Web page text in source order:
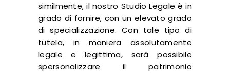
similmente, il nostro Studio Legale è in
grado di fornire, con un elevato grado
di specializzazione. Con tale tipo di
tutela, in maniera assolutamente
legale e legittima, sarà possibile
spersonalizzare il patrimonio